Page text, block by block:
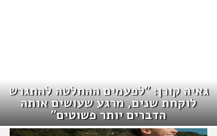
גאיה קורן: "לפעמים ההחלטה להתגרש
לוקחת שנים, מרגע שעושים אותה
הדברים יותר פשוטים"